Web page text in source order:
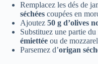
Remplacez les dés de
séchées coupées en
Ajoutez 50 g d’olives
Substituez une partie
émiettée ou de
Parsemez d’origan